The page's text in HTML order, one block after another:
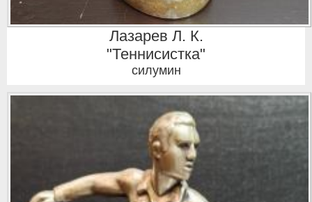
Лазарев Л. К.
"Теннисистка"
силумин